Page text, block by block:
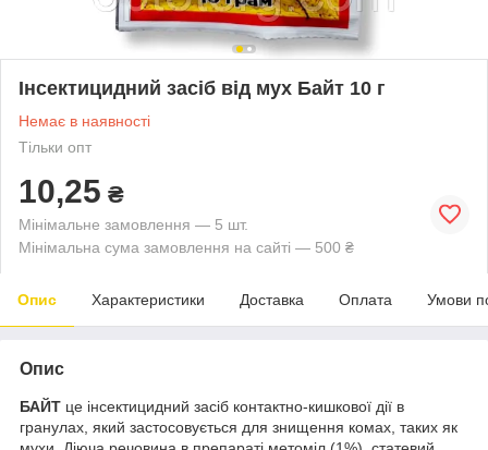
Інсектицидний засіб від мух Байт 10 г
Немає в наявності
Тільки опт
10,25 ₴
Мінімальне замовлення — 5 шт.
Мінімальна сума замовлення на сайті — 500 ₴
Опис Характеристики Доставка Оплата Умови
Опис
БАЙТ це інсектицидний засіб контактно-кишкової дії в
гранулах, який застосовується для знищення комах, таких як